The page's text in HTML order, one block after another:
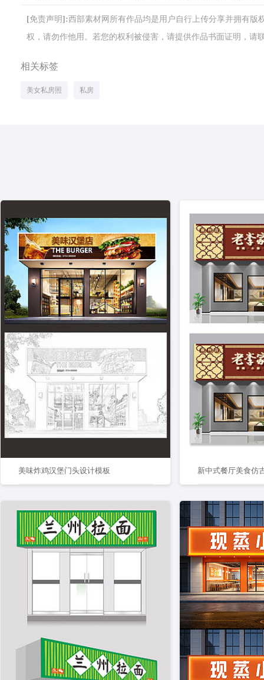
[免责声明]:西部素材网所有作品均是用户自行上传分享并拥有版
权，请勿作他用。若您的权利被侵害，请提供作品书面证明，请
相关标签
美女私房照 私房
美味炸鸡汉堡门头设计模板 新中式餐厅美食仿